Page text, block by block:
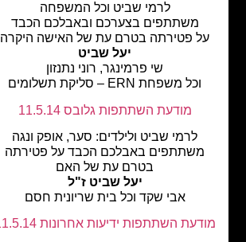
לרמי שביט וכל המשפחה
משתתפים בצערכם ובאבלכם הכבד
פטירתה בטרם עת של האישה היקרה
יעל שביט
שי פרמינגר, רוני נתנזון
וכל משפחת ERN – סליקת תשלומים
מודעת השתתפות גלובס 11.5.14
לרמי שביט ולילדים: סער, אופק ונגה
משתתפים באבלכם הכבד על פטירתה
בטרם עת של האם
יעל שביט ז"ל
אבי שקד וכל בית שריונית חסם
השתתפות ידיעות אחרונות 11.5.14